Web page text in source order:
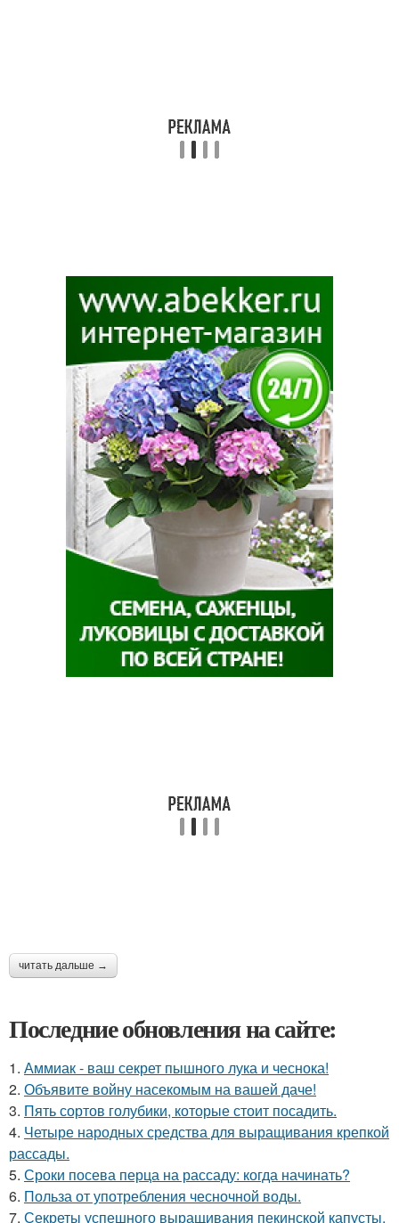
читать дальше →
Последние обновления на сайте:
1. Аммиак - ваш секрет пышного лука и чеснока!
2. Объявите войну насекомым на вашей даче!
3. Пять сортов голубики, которые стоит посадить.
4. Четыре народных средства для выращивания крепкой
рассады.
5. Сроки посева перца на рассаду: когда начинать?
6. Польза от употребления чесночной воды.
7. Секреты успешного выращивания пекинской капусты.